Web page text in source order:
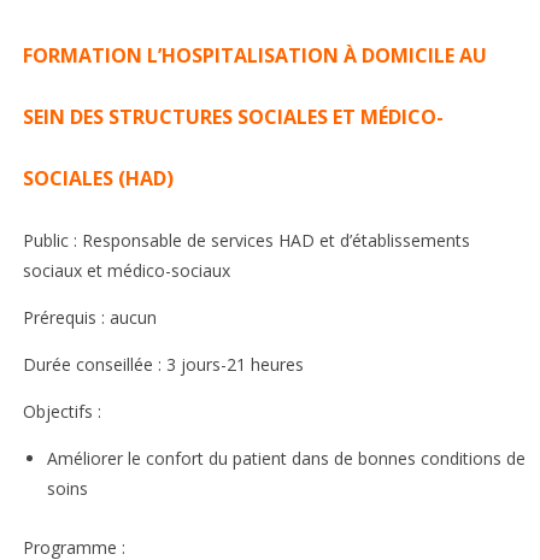
FORMATION L’HOSPITALISATION À DOMICILE AU
SEIN DES STRUCTURES SOCIALES ET MÉDICO-
SOCIALES (HAD)
Public : Responsable de services HAD et d’établissements
sociaux et médico-sociaux
Prérequis : aucun
Durée conseillée : 3 jours-21 heures
Objectifs :
Améliorer le confort du patient dans de bonnes conditions de
soins
Programme :